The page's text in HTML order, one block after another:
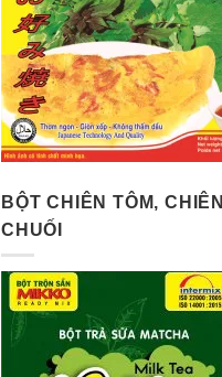
BỘT CHIÊN TÔM, CHIÊN
CHUỐI